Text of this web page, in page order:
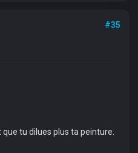
#35
tu dilues plus ta peinture.